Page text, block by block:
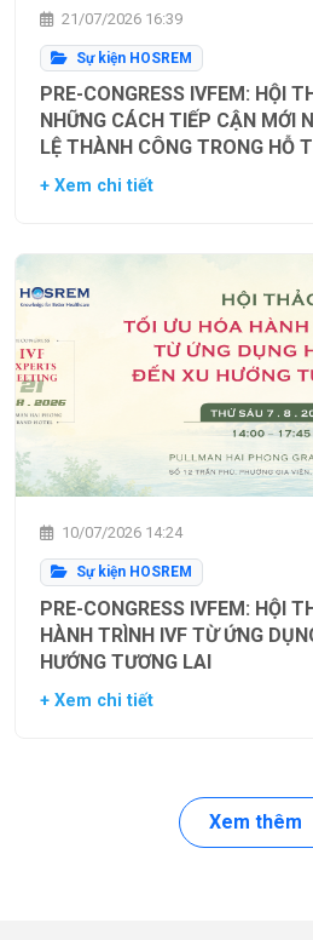
21/07/2026 16:39
Sự kiện HOSREM
PRE-CONGRESS IVFEM: HỘI
NHỮNG CÁCH TIẾP CẬN MỚI
LỆ THÀNH CÔNG TRONG HỖ
+ Xem chi tiết
10/07/2026 14:24
Sự kiện HOSREM
PRE-CONGRESS IVFEM: HỘI
HÀNH TRÌNH IVF TỪ ỨNG
HƯỚNG TƯƠNG LAI
+ Xem chi tiết
Xem thêm